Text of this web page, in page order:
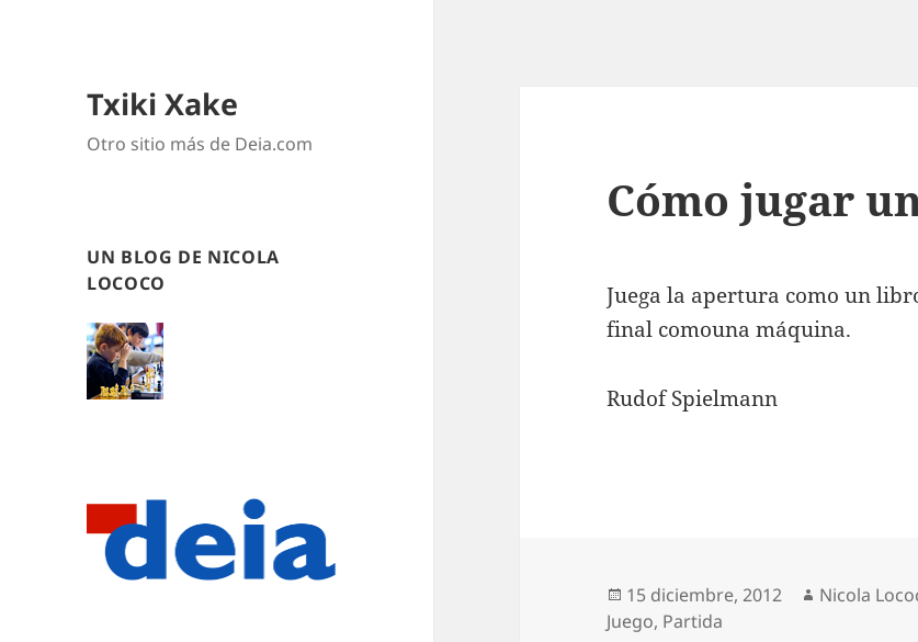
Txiki Xake
Otro sitio más de Deia.com
UN BLOG DE NICOLA
LOCOCO
Cómo jugar
Juega la apertura como un
final comouna máquina.
Rudof Spielmann
Publicado
el
15 diciembre, 2012 Autor
Nicola
Juego, Partida